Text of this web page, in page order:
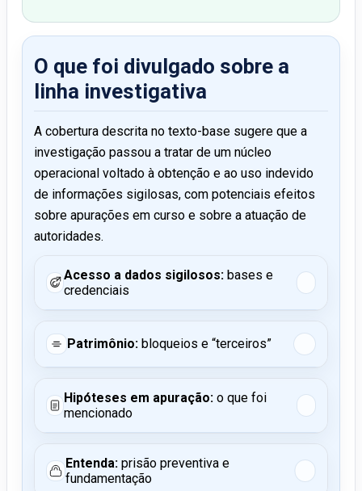
O que foi divulgado sobre a
linha investigativa
A cobertura descrita no texto-base sugere que a
investigação passou a tratar de um núcleo
operacional voltado à obtenção e ao uso indevido
de informações sigilosas, com potenciais efeitos
sobre apurações em curso e sobre a atuação de
autoridades.
Acesso a dados sigilosos: bases e
credenciais
Patrimônio: bloqueios e “terceiros”
Hipóteses em apuração: o que foi
mencionado
Entenda:prisão preventiva e
fundamentação